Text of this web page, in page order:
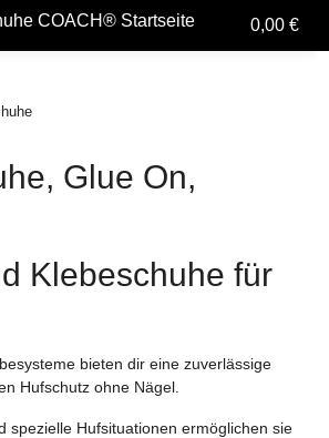
0,00 €
Glue On,
Klebeschuhe für
bieten dir eine zuverlässige
Hufschutz ohne Nägel.
spezielle Hufsituationen ermöglichen sie